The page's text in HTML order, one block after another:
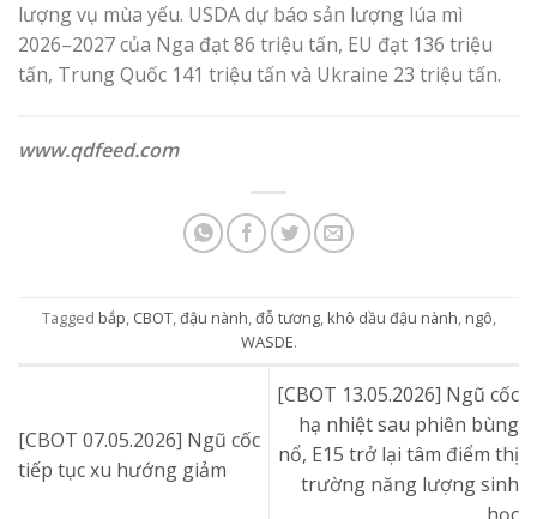
lượng vụ mùa yếu. USDA dự báo sản lượng lúa mì
2026–2027 của Nga đạt 86 triệu tấn, EU đạt 136 triệu
tấn, Trung Quốc 141 triệu tấn và Ukraine 23 triệu tấn.
www.qdfeed.com
Tagged bắp, CBOT,đậu nành,đỗ tương, khô dầu đậu nành, ngô,
WASDE.
[CBOT 07.05.2026] Ngũ cốc
tiếp tục xu hướng giảm
[CBOT 13.05.2026] Ngũ cốc
hạ nhiệt sau phiên bùng
nổ, E15 trở lại tâm điểm thị
trường năng lượng sinh